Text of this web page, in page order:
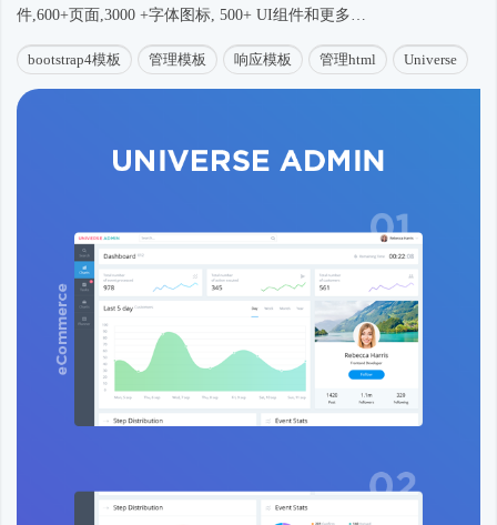
件,600+页面,3000 +字体图标, 500+ UI组件和更多…
bootstrap4模板 管理模板 响应模板 管理html Universe